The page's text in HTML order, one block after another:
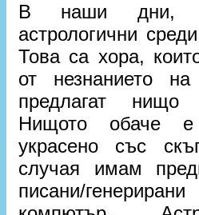
В наши дни,
астрологични
Това са хора,
от незнанието
предлагат
Нищото обаче
украсено със
случая имам
писани/